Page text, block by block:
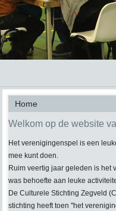
Home
Welkom op de website
Het verenigingenspel is een
mee kunt doen.
Ruim veertig jaar geleden is het
was behoefte aan leuke
De Culturele Stichting Zegveld
stichting heeft toen "het